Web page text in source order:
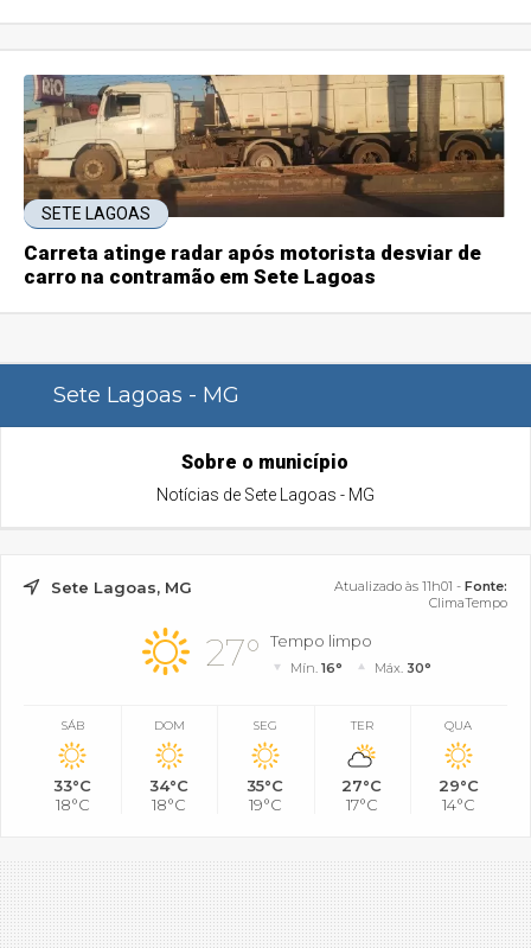
SETE LAGOAS
Carreta atinge radar após motorista desviar de
carro na contramão em Sete Lagoas
Sete Lagoas - MG
Sobre o município
Notícias de Sete Lagoas - MG
Sete Lagoas, MG Atualizado às 11h01 - Fonte:
ClimaTempo
27° Tempo limpo
Mín.16° Máx. 30°
SÁB
33°C
18°C
DOM
34°C
18°C
SEG
35°C
19°C
TER
27°C
17°C
QUA
29°C
14°C